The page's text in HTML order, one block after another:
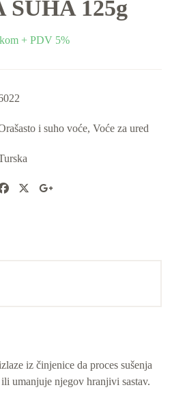
125g
+ PDV 5%
i suho voće, Voće za ured
iz činjenice da proces sušenja
umanjuje njegov hranjivi sastav.